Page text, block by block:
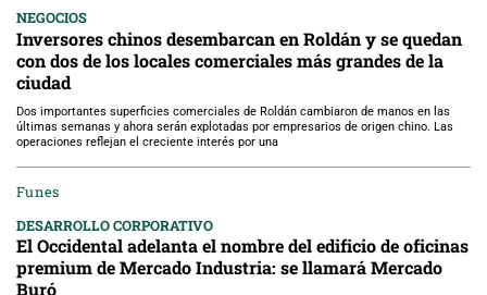
NEGOCIOS
Inversores chinos desembarcan en Roldán y se quedan
con dos de los locales comerciales más grandes de la
ciudad
Dos importantes superficies comerciales de Roldán cambiaron de manos en las
últimas semanas y ahora serán explotadas por empresarios de origen chino. Las
operaciones reflejan el creciente interés por una
Funes
DESARROLLO CORPORATIVO
El Occidental adelanta el nombre del edificio de oficinas
premium de Mercado Industria: se llamará Mercado
Buró